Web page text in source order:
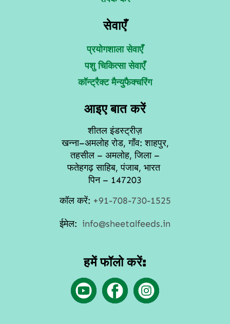
सेवाएँ
प्रयोगशाला सेवाएँ
पशु चिकित्सा सेवाएँ
कॉन्ट्रैक्ट मैन्युफैक्चरिंग
आइए बात करें
शीतल इंडस्ट्रीज़
खन्ना–अमलोह रोड, गाँव: शाहपुर,
तहसील – अमलोह, जिला –
फतेहगढ़ साहिब, पंजाब, भारत
पिन – 147203
कॉल करें: +91-708-730-1525
ईमेल: info@sheetalfeeds.in
हमें फॉलो करें: